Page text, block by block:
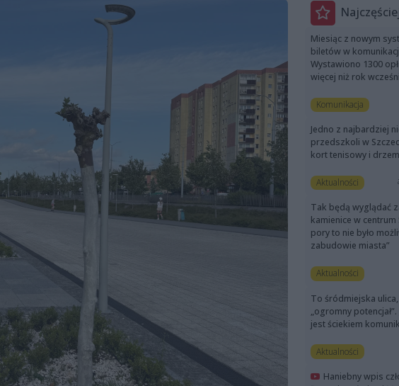
Miesiąc z nowym
biletów w
Wystawiono 1300
więcej niż rok
Komunikacja
Jedno z najbardziej
przedszkoli w
kort tenisowy i
Aktualności
Tak będą wyglądać
kamienice w centrum
pory to nie było
zabudowie miasta”
Aktualności
To śródmiejska
„ogromny
jest ściekiem
Aktualności
Haniebny wpis